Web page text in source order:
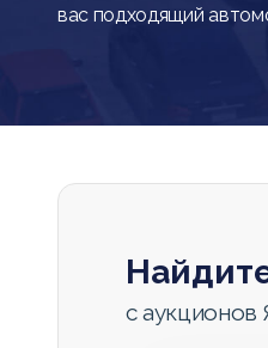
вас подходящий
с аукционов